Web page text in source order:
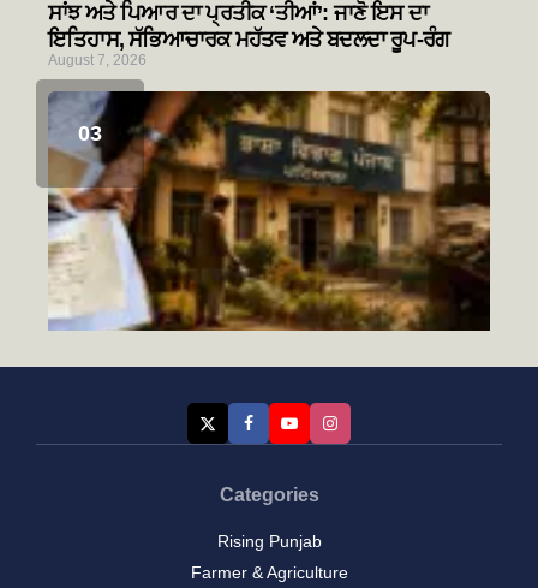
ਸਾਂਝ ਅਤੇ ਪਿਆਰ ਦਾ ਪ੍ਰਤੀਕ ‘ਤੀਆਂ’: ਜਾਣੋ ਇਸ ਦਾ
ਇਤਿਹਾਸ, ਸੱਭਿਆਚਾਰਕ ਮਹੱਤਵ ਅਤੇ ਬਦਲਦਾ ਰੂਪ-ਰੰਗ
August 7, 2026
ਭਲੇ ਦਿਨਾਂ ਦੀਆਂ ਗੱਲਾਂ-(1)
Categories
Rising Punjab
Farmer & Agriculture